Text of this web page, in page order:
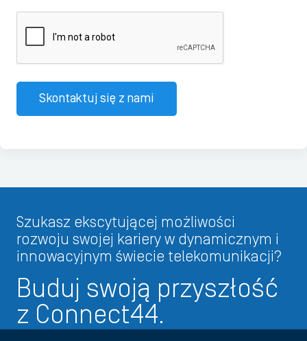
Skontaktuj się z nami
Szukasz ekscytującej możliwości
rozwoju swojej kariery w dynamicznym i
innowacyjnym świecie telekomunikacji?
Buduj swoją przyszłość
z Connect44.